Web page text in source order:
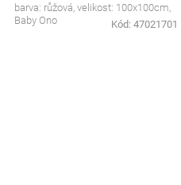
barva: růžová, velikost: 100x100cm,
Baby Ono
Kód: 47021701